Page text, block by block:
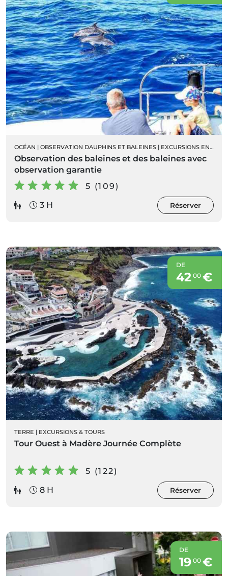
OCÉAN | OBSERVATION DAUPHINS ET BALEINES | EXCURSIONS EN BATEAU
Observation des baleines et des baleines avec
observation garantie
5 (109)
3 H
Réserver
DE
42 00€
TERRE | EXCURSIONS & TOURS
Tour Ouest à Madère Journée Complète
5 (122)
8 H
Réserver
DE
19 00€